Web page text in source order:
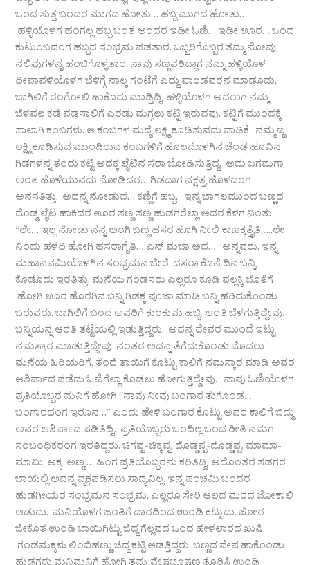
ಒಂದ ಸುತ್ತ ಬಂದರ ಮುಗದ ಹೋತು… ಹಬ್ಬ ಮುಗದ ಹೋತು…..
ಹಳ್ಳಿಯೊಳಗ ಹಂಗಲ್ಲ ಹಬ್ಬ ಬಂತ ಅಂದರ ಇಡೀ ಓಣಿ… ಇಡೀ ಊರ… ಒಂದ
ಕುಟುಂಬದಂಗ ಹಬ್ಬದ ಸಂಭ್ರಮ ಪಡತಾರ. ಒಬ್ಬರಿಗೊಬ್ಬರ ತಮ್ಮ ನೋವು,
ನಲಿವುಗಳನ್ನ ಹಂಚಿಗೊಳ್ಳತಾರ. ನಾವು ಸಣ್ಣವರಿದ್ದಾಗ ನಮ್ಮ ಹಳ್ಳಿಯೊಳ
ದೀಪಾವಳಿಯೊಳಗ ಬೆಳಿಗ್ಗೆ ನಾಲ್ಕ ಗಂಟೆಗೆ ಎದ್ದು ಪಾಂಡವರನ ಮಾಡೂದು,
ಬಾಗಿಲಿಗೆ ರಂಗೋಲಿ ಹಾಕೊದು ಮಾಡ್ತಿದ್ವಿ. ಹಳ್ಳಿಯೊಳಗ ಅದರಾಗ ನಮ್ಮ
ಬೆಳವಲ ಕಡೆ ಪಡಸಾಲಿಗೆ ಎರಡು ಮಗ್ಗಲು ಕಟ್ಟಿ ಇರುವವು. ಕಟ್ಟಿಗೆ ಮುಂದಕ್ಕೆ
ಸಾಲಾಗಿ ಕಂಬಗಳು. ಆ ಕಂಬಗಳ ಮದ್ಯೆ ಲಕ್ಷ್ಮಿ ಕೂಡಿಸುವದು ವಾಡಿಕೆ. ನಮ್ಮಣ್ಣ
ಲಕ್ಷ್ಮಿ ಕೂಡಿಸುವ ಮುಂದಿರುವ ಕಂಬಗಳಿಗೆ ಹೊಲದೊಳಗಿನ ಚೆಂಡ ಹೂವಿನ
ಗಿಡಗಳನ್ನ ತಂದು ಕಟ್ಟಿ ಅದಕ್ಕ ಲೈಟಿನ ಸರಾ ಜೋಡಿಸುತ್ತಿದ್ದ. ಅದು ಜಗಮಗಾ
ಅಂತ ಹೊಳೆಯುವದು ನೋಡಿದರ… ಗಿಡದಾಗ ನಕ್ಷತ್ರ ಹೊಳದಂಗ
ಅನಸತಿತ್ತು. ಅದನ್ನ ನೋಡುದ… ಕಣ್ಣಿಗೆ ಹಬ್ಬ. ಇನ್ನ ಬಾಗಲಮುಂದ ಬಣ್ಣದ
ದೊಡ್ಡ ಲೈಟ ಹಾಕಿದರ ಊರ ಸಣ್ಣ ಸಣ್ಣ ಹುಡಗರೆಲ್ಲಾ ಅದರ ಕೆಳಗ ನಿಂತು
“ಲೇ… ಇಲ್ಲ ನೋಡು ನನ್ನ ಅಂಗಿ ಬಣ್ಣ ಹಸರ ಹೊಗಿ ನೀಲಿ ಕಾಣಕ್ಕತ್ತೈತಿ…..ಲೇ
ನಿಂದು ಹಳದಿ ಹೋಗಿ ಹಸರಾಗೈತಿ….ಎನ್ ಮಜಾ ಅದ… “ಅನ್ನವರು. ಇನ್ನ
ಮಹಾನವಮಿಯೊಳಗಿನ ಸಂಭ್ರಮನ ಬೇರೆ. ದಸರಾ ಕೊನೆ ದಿನ ಬನ್ನಿ
ಕೊಡೊದು ಇರತಿತ್ತು. ಮನೆಯ ಗಂಡಸರು ಎಲ್ಲರೂ ಕೂಡಿ ಪಲ್ಲಕ್ಕಿ‌ ಜೊತೆಗೆ
ಹೋಗಿ ಊರ ಹೊರಗಿನ ಬನ್ನಿ ಗಿಡಕ್ಕ ಪೂಜಾ ಮಾಡಿ ಬನ್ನಿ ಹರಿದುಕೊಂಡು‌
ಬರುವರು. ಬಾಗಿಲಿಗೆ ಬಂದ ಅವರಿಗೆ‌ ಕುಂಕುಮ ಹಚ್ಚಿ, ಆರತಿ ಬೆಳಗುತ್ತಿದ್ದೇವು.
ಬನ್ನಿಯನ್ನ ಆರತಿ ತಟ್ಟೆಯಲ್ಲಿ ಇಡುತ್ತಿದ್ದರು. ಅದನ್ನ ದೇವರ ಮುಂದೆ ಇಟ್ಟು
ನಮಸ್ಕಾರ ಮಾಡುತ್ತಿದ್ದೇವು. ನಂತರ ಅದನ್ನ ತೆಗೆದುಕೊಂಡು ಮೊದಲು
ಮನೆಯ ಹಿರಿಯರಿಗೆ, ತಂದೆ ತಾಯಿಗೆ ಕೊಟ್ಟು ಕಾಲಿಗೆ ನಮಸ್ಕಾರ ಮಾಡಿ ಅವರ
ಆಶಿರ್ವಾದ ಪಡೆದು ಓಣಿಗೆಲ್ಲಾ ಕೊಡಲು ಹೋಗುತ್ತಿದ್ದೇವು. ನಾವು ಓಣಿಯೊಳಗ
ಪ್ರತಿಯೊಬ್ಬರ ಮನಿಗೆ ಹೋಗಿ “ನಾವು ನೀವು ಬಂಗಾರ ತುಗೊಂಡ…
ಬಂಗಾರದಂಗ ಇರೂನ…” ಎಂದು ಹೇಳಿ ಬಂಗಾರ ಕೊಟ್ಟು ಅವರ ಕಾಲಿಗೆ ಬಿದ್ದು
ಅವರ ಆಶಿರ್ವಾದ ಪಡಿತಿದ್ವಿ. ಪ್ರತಿಯೊಬ್ಬರು ಒಂದಿಲ್ಲ ಒಂದ ರೀತಿ ನಮಗ
ಸಂಬಂಧಿಕರಂಗ ಇರತಿದ್ದರು. ಚಿಗವ್ವ-ಚಿಕ್ಕಪ್ಪ, ದೊಡ್ಡಪ್ಪ-ದೊಡ್ಡವ್ವ, ಮಾಮಾ-
ಮಾಮಿ, ಅಕ್ಕ-ಅಣ್ಣ … ಹಿಂಗ ಪ್ರತಿಯೊಬ್ಬರನು ಕರಿತಿದ್ವಿ. ಅದೊಂತರ ಸಡಗರ
ಬಾಯಲ್ಲಿ‌ ಅದನ್ನ ವ್ಯಕ್ತಪಡಿಸಲು ಸಾದ್ಯವಿಲ್ಲ. ಇನ್ನ ಪಂಚಮಿ ಬಂದರ
ಹುಡಗೀಯರ ಸಂಭ್ರಮನ ಸಂಭ್ರಮ. ಎಲ್ಲರೂ ಸೇರಿ‌ ಆಲದ ಮರದ ಜೋಕಾಲಿ
ಆಡುದು. ಮನಿಯೊಳಗ ಜಂತಿಗೆ ದಾರದಿಂದ ಉಂಡಿ ಕಟ್ಟುದು. ಜೋರ
ಜೀಕೊತ ಉಂಡಿ ಬಾಯಿಗಿಟ್ಟು ಜಿದ್ದ ಗೆಲ್ಲವದ ಒಂದ ಹೇಳಲಾರದ ಖುಷಿ.
ಗಂಡಮಕ್ಕಳು ಲಿಂಬಿಹಣ್ಣು ಜಿದ್ದ ಕಟ್ಟಿ ಆಡತ್ತಿದ್ದರು. ಬಣ್ಣದ ವೇಷ ಹಾಕೊಂಡು